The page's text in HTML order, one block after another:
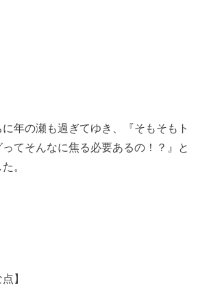
年の瀬も過ぎてゆき、『そもそもト
てそんなに焦る必要あるの！？』と
。
】